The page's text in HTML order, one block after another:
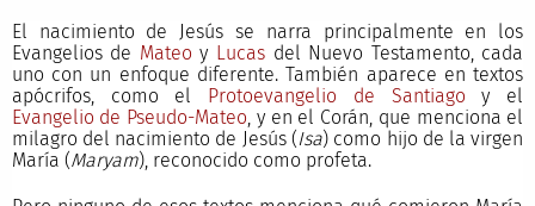
El nacimiento de Jesús se narra principalmente en los
Evangelios de Mateo y Lucas del Nuevo Testamento, cada
uno con un enfoque diferente. También aparece en textos
apócrifos, como el Protoevangelio de Santiago y el
Evangelio de Pseudo-Mateo, y en el Corán, que menciona el
milagro del nacimiento de Jesús (Isa) como hijo de la virgen
María (Maryam), reconocido como profeta.